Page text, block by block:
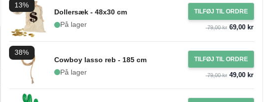
13%
Dollersæk - 48x30 cm
På lager
TILFØJ TIL ORDRE
79,00 kr69,00 kr
38%
Cowboy lasso reb - 185 cm
På lager
TILFØJ TIL ORDRE
79,00 kr49,00 kr